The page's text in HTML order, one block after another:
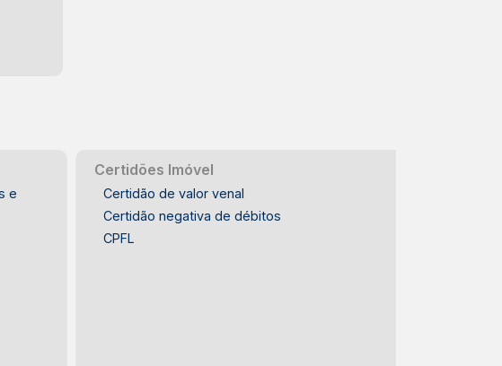
e
Certidões Imóvel
Certidão de valor venal
Certidão negativa de débitos
CPFL